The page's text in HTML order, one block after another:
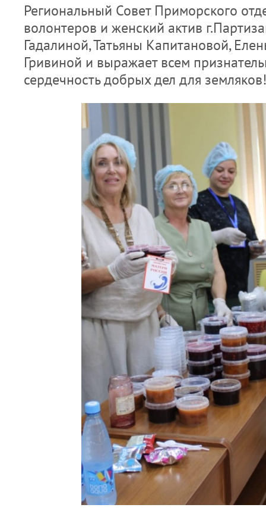
Региональный Совет Приморского
волонтеров и женский актив
Гадалиной, Татьяны Капитановой,
Гривиной и выражает всем
сердечность добрых дел для земляков!